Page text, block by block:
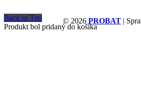
© 2026 PROBAT |
Back to Top
Produkt bol pridaný do košíka